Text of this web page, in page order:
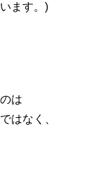
ます。)
は
はなく、